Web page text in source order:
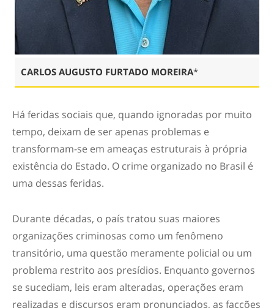
CARLOS AUGUSTO FURTADO MOREIRA*
Há feridas sociais que, quando ignoradas por muito
tempo, deixam de ser apenas problemas e
transformam-se em ameaças estruturais à própria
existência do Estado. O crime organizado no Brasil é
uma dessas feridas.
Durante décadas, o país tratou suas maiores
organizações criminosas como um fenômeno
transitório, uma questão meramente policial ou um
problema restrito aos presídios. Enquanto governos
se sucediam, leis eram alteradas, operações eram
realizadas e discursos eram pronunciados, as facções